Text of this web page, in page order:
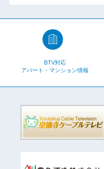
BTV対応
アパート・マンション情報